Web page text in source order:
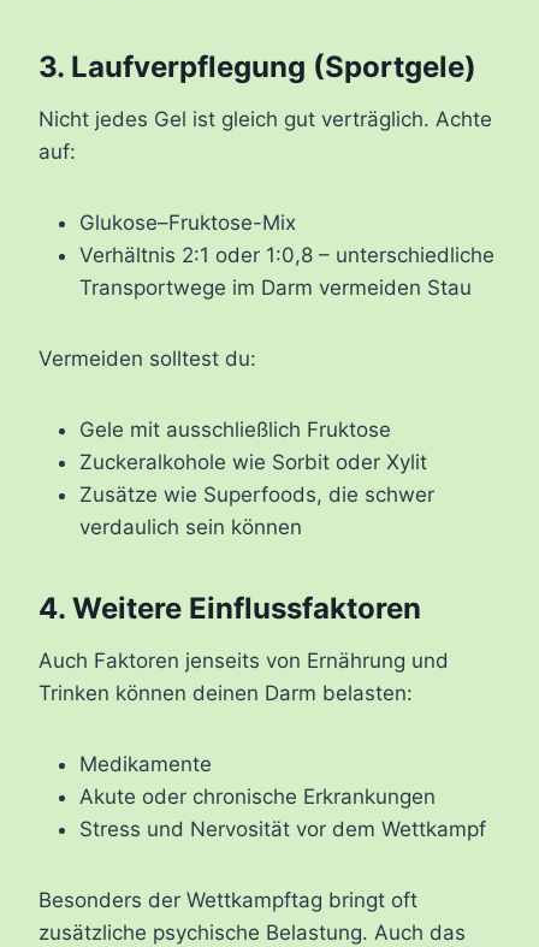
3. Laufverpflegung (Sportgele)
Nicht jedes Gel ist gleich gut verträglich. Achte
auf:
Glukose–Fruktose-Mix
Verhältnis 2:1 oder 1:0,8 – unterschiedliche
Transportwege im Darm vermeiden Stau
Vermeiden solltest du:
Gele mit ausschließlich Fruktose
Zuckeralkohole wie Sorbit oder Xylit
Zusätze wie Superfoods, die schwer
verdaulich sein können
4. Weitere Einflussfaktoren
Auch Faktoren jenseits von Ernährung und
Trinken können deinen Darm belasten:
Medikamente
Akute oder chronische Erkrankungen
Stress und Nervosität vor dem Wettkampf
Besonders der Wettkampftag bringt oft
zusätzliche psychische Belastung. Auch das